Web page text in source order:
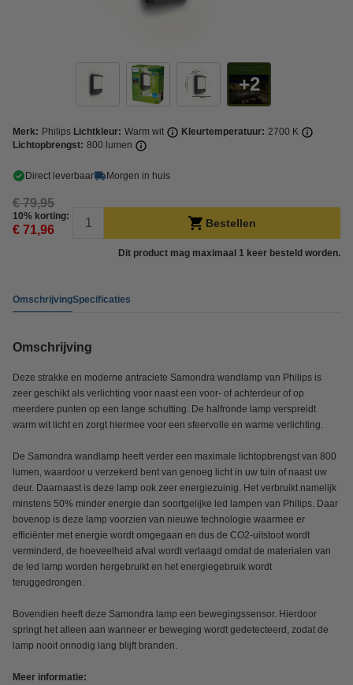
2
Merk: Philips Lichtkleur: Warm wit Kleurtemperatuur: 2700 K
Lichtopbrengst: 800 lumen
Direct leverbaar Morgen in huis
€ 79,95
10% korting:
€ 71,96 Bestellen
Dit product mag maximaal 1 keer besteld worden.
OmschrijvingSpecificaties
Omschrijving
Deze strakke en moderne antraciete Samondra wandlamp van Philips is
zeer geschikt als verlichting voor naast een voor- of achterdeur of op
meerdere punten op een lange schutting. De halfronde lamp verspreidt
warm wit licht en zorgt hiermee voor een sfeervolle en warme verlichting.
De Samondra wandlamp heeft verder een maximale lichtopbrengst van 800
lumen, waardoor u verzekerd bent van genoeg licht in uw tuin of naast uw
deur. Daarnaast is deze lamp ook zeer energiezuinig. Het verbruikt namelijk
minstens 50% minder energie dan soortgelijke led lampen van Philips. Daar
bovenop is deze lamp voorzien van nieuwe technologie waarmee er
efficiënter met energie wordt omgegaan en dus de CO2-uitstoot wordt
verminderd, de hoeveelheid afval wordt verlaagd omdat de materialen van
de led lamp worden hergebruikt en het energiegebruik wordt
teruggedrongen.
Bovendien heeft deze Samondra lamp een bewegingssensor. Hierdoor
springt het alleen aan wanneer er beweging wordt gedetecteerd, zodat de
lamp nooit onnodig lang blijft branden.
Meer informatie: